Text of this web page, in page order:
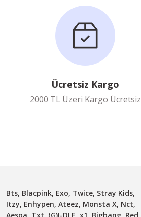
Ücretsiz Kargo
2000 TL Üzeri Kargo Ücretsiz
Bts, Blacpink, Exo, Twice, Stray Kids,
Itzy, Enhypen, Ateez, Monsta X, Nct,